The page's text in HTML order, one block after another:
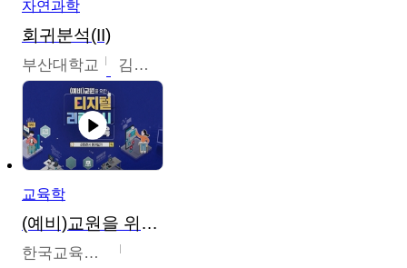
자연과학
회귀분석(II)
부산대학교 김충락
교육학
(예비)교원을 위한 디지털 리터러시 교육
한국교육학술정보원